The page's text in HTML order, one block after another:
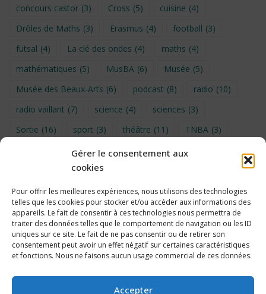
Gérer le consentement aux
cookies
Pour offrir les meilleures expériences, nous utilisons des technologies
telles que les cookies pour stocker et/ou accéder aux informations des
appareils. Le fait de consentir à ces technologies nous permettra de
traiter des données telles que le comportement de navigation ou les ID
uniques sur ce site. Le fait de ne pas consentir ou de retirer son
consentement peut avoir un effet négatif sur certaines caractéristiques
et fonctions. Nous ne faisons aucun usage commercial de ces données.
Accepter
concours castor (3) Cross (5) cuisine (4)
Drôles de Maths (3) Erasmus (4) football (3)
futsal (4) La clé des ondes (4) maths (4)
mathématiques (5) MusBA (6) Musée (5)
Musée des Beaux-Arts (6) podcast (8) radio (10)
radio vaillant (7) science (4) sciences (3)
Sortie (16) sport (3) théâtre (11) TNBA (3)
UNSS (9) upe2a (7) vidéo
Voyage en provence 2026
Voyage à Bruxelles 2024 (4) Wahid Chakib (4)
éco-délégués (7)
Politique de cookies